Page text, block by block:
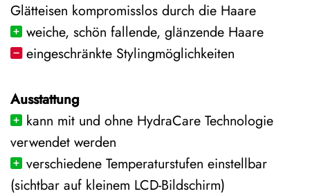
Glätteisen kompromisslos durch die Haare
weiche, schön fallende, glänzende Haare
eingeschränkte Stylingmöglichkeiten
Ausstattung
kann mit und ohne HydraCare Technologie
verwendet werden
verschiedene Temperaturstufen einstellbar
(sichtbar auf kleinem LCD-Bildschirm)